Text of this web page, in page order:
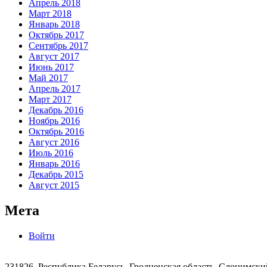
Апрель 2018
Март 2018
Январь 2018
Октябрь 2017
Сентябрь 2017
Август 2017
Июнь 2017
Май 2017
Апрель 2017
Март 2017
Декабрь 2016
Ноябрь 2016
Октябрь 2016
Август 2016
Июль 2016
Январь 2016
Декабрь 2015
Август 2015
Мета
Войти